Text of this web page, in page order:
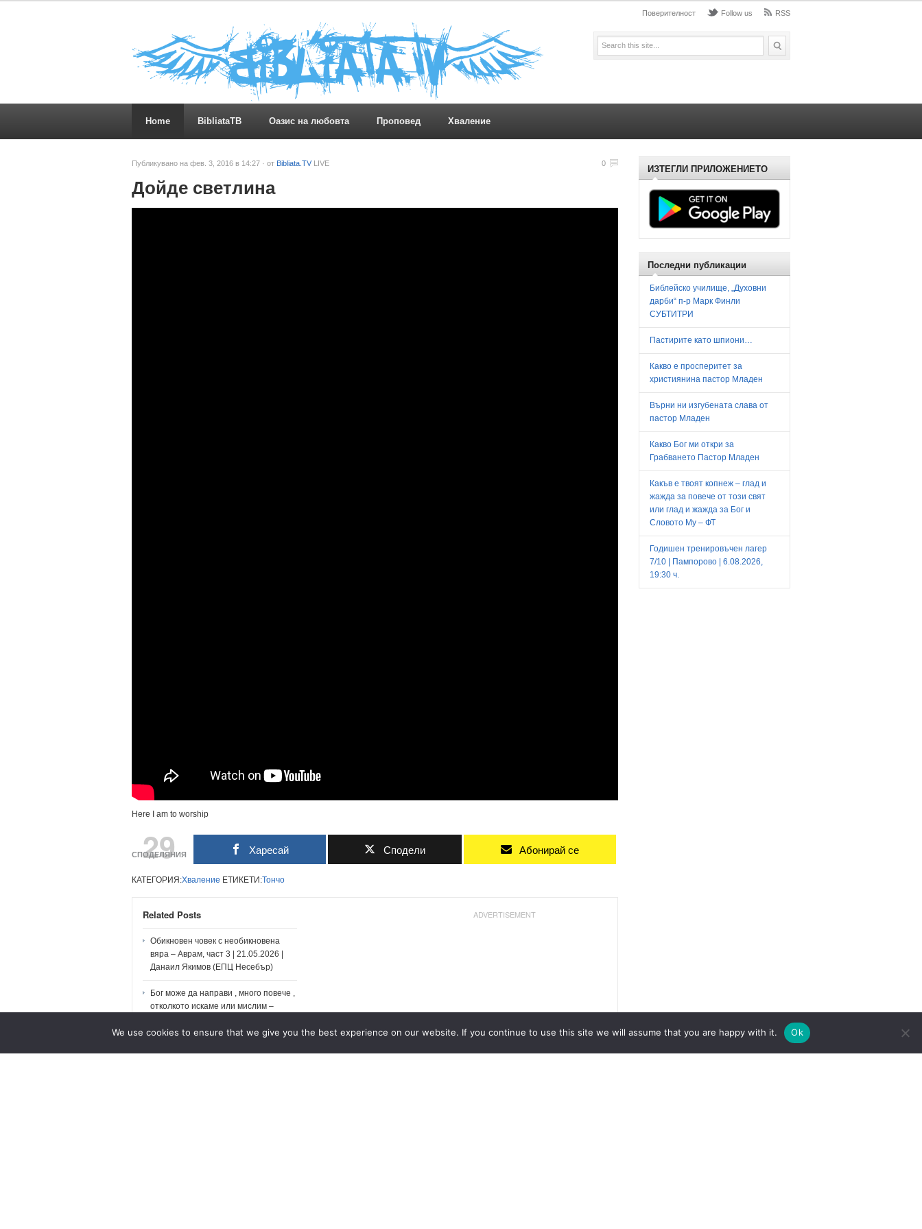
Поверителност Follow us RSS
Home BibliataTB Оазис на любовта Проповед Хваление
Публикувано на фев. 3, 2016 в 14:27 · от Bibliata.TV LIVE 0
Дойде светлина
Here I am to worship
29
СПОДЕЛЯНИЯ Харесай Сподели Абонирай се
КАТЕГОРИЯ:Хваление ЕТИКЕТИ:Тончо
Related Posts
Обикновен човек с необикновена
вяра – Аврам, част 3 | 21.05.2026 |
Данаил Якимов (ЕПЦ Несебър)
Бог може да направи , много повече ,
отколкото искаме или мислим –
ADVERTISEMENT
ИЗТЕГЛИ ПРИЛОЖЕНИЕТО
Последни публикации
Библейско училище, „Духовни
дарби“ п-р Марк Финли
СУБТИТРИ
Пастирите като шпиони…
Какво е просперитет за
християнина пастор Младен
Върни ни изгубената слава от
пастор Младен
Какво Бог ми откри за
Грабването Пастор Младен
Какъв е твоят копнеж – глад и
жажда за повече от този свят
или глад и жажда за Бог и
Словото Му – ФТ
Годишен тренировъчен лагер
7/10 | Пампорово | 6.08.2026,
19:30 ч.
We use cookies to ensure that we give you the best experience on our website. If you continue to use this site we will assume that you are happy with it. Ok